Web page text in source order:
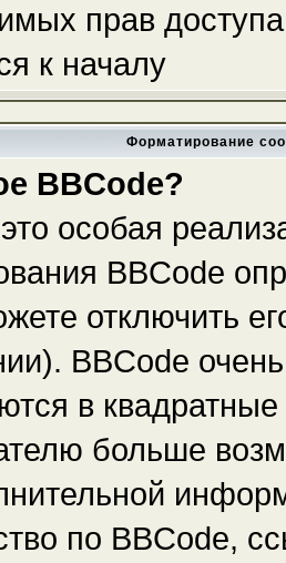
прав
к началу
Форматирование
BBCode?
особая
BBCode
отключить
BBCode
в
больше
по BBCode,